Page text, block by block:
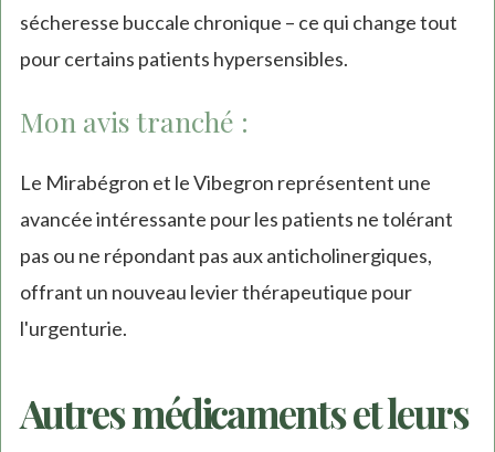
sécheresse buccale chronique – ce qui change tout
pour certains patients hypersensibles.
Mon avis tranché :
Le Mirabégron et le Vibegron représentent une
avancée intéressante pour les patients ne tolérant
pas ou ne répondant pas aux anticholinergiques,
offrant un nouveau levier thérapeutique pour
l'urgenturie.
Autres médicaments et leurs